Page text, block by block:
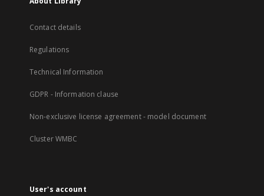
Contact details
Regulations
Technical Information
GDPR - Information clause
Non-exclusive license agreement - model document
Cluster WMBC
User's account